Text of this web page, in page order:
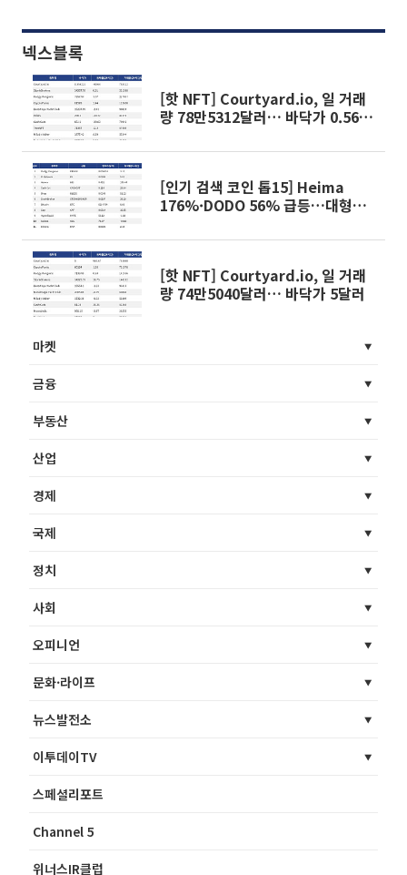
넥스블록
[핫 NFT] Courtyard.io, 일 거래
량 78만5312달러… 바닥가 0.56달
[인기 검색 코인 톱15] Heima
176%·DODO 56% 급등…대형주
[핫 NFT] Courtyard.io, 일 거래
량 74만5040달러… 바닥가 5달러
마켓
금융
부동산
산업
경제
국제
정치
사회
오피니언
문화·라이프
뉴스발전소
이투데이TV
스페셜리포트
Channel 5
위너스IR클럽